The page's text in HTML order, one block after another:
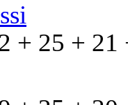
+ 25 +